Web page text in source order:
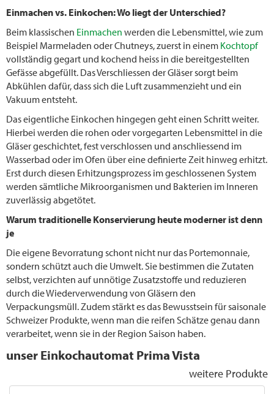
Einmachen vs. Einkochen: Wo liegt der Unterschied?
Beim klassischen Einmachen werden die Lebensmittel, wie zum
Beispiel Marmeladen oder Chutneys, zuerst in einem Kochtopf
vollständig gegart und kochend heiss in die bereitgestellten
Gefässe abgefüllt. Das Verschliessen der Gläser sorgt beim
Abkühlen dafür, dass sich die Luft zusammenzieht und ein
Vakuum entsteht.
Das eigentliche Einkochen hingegen geht einen Schritt weiter.
Hierbei werden die rohen oder vorgegarten Lebensmittel in die
Gläser geschichtet, fest verschlossen und anschliessend im
Wasserbad oder im Ofen über eine definierte Zeit hinweg erhitzt.
Erst durch diesen Erhitzungsprozess im geschlossenen System
werden sämtliche Mikroorganismen und Bakterien im Inneren
zuverlässig abgetötet.
Warum traditionelle Konservierung heute moderner ist denn
je
Die eigene Bevorratung schont nicht nur das Portemonnaie,
sondern schützt auch die Umwelt. Sie bestimmen die Zutaten
selbst, verzichten auf unnötige Zusatzstoffe und reduzieren
durch die Wiederverwendung von Gläsern den
Verpackungsmüll. Zudem stärkt es das Bewusstsein für saisonale
Schweizer Produkte, wenn man die reifen Schätze genau dann
verarbeitet, wenn sie in der Region Saison haben.
unser Einkochautomat Prima Vista
weitere Produkte